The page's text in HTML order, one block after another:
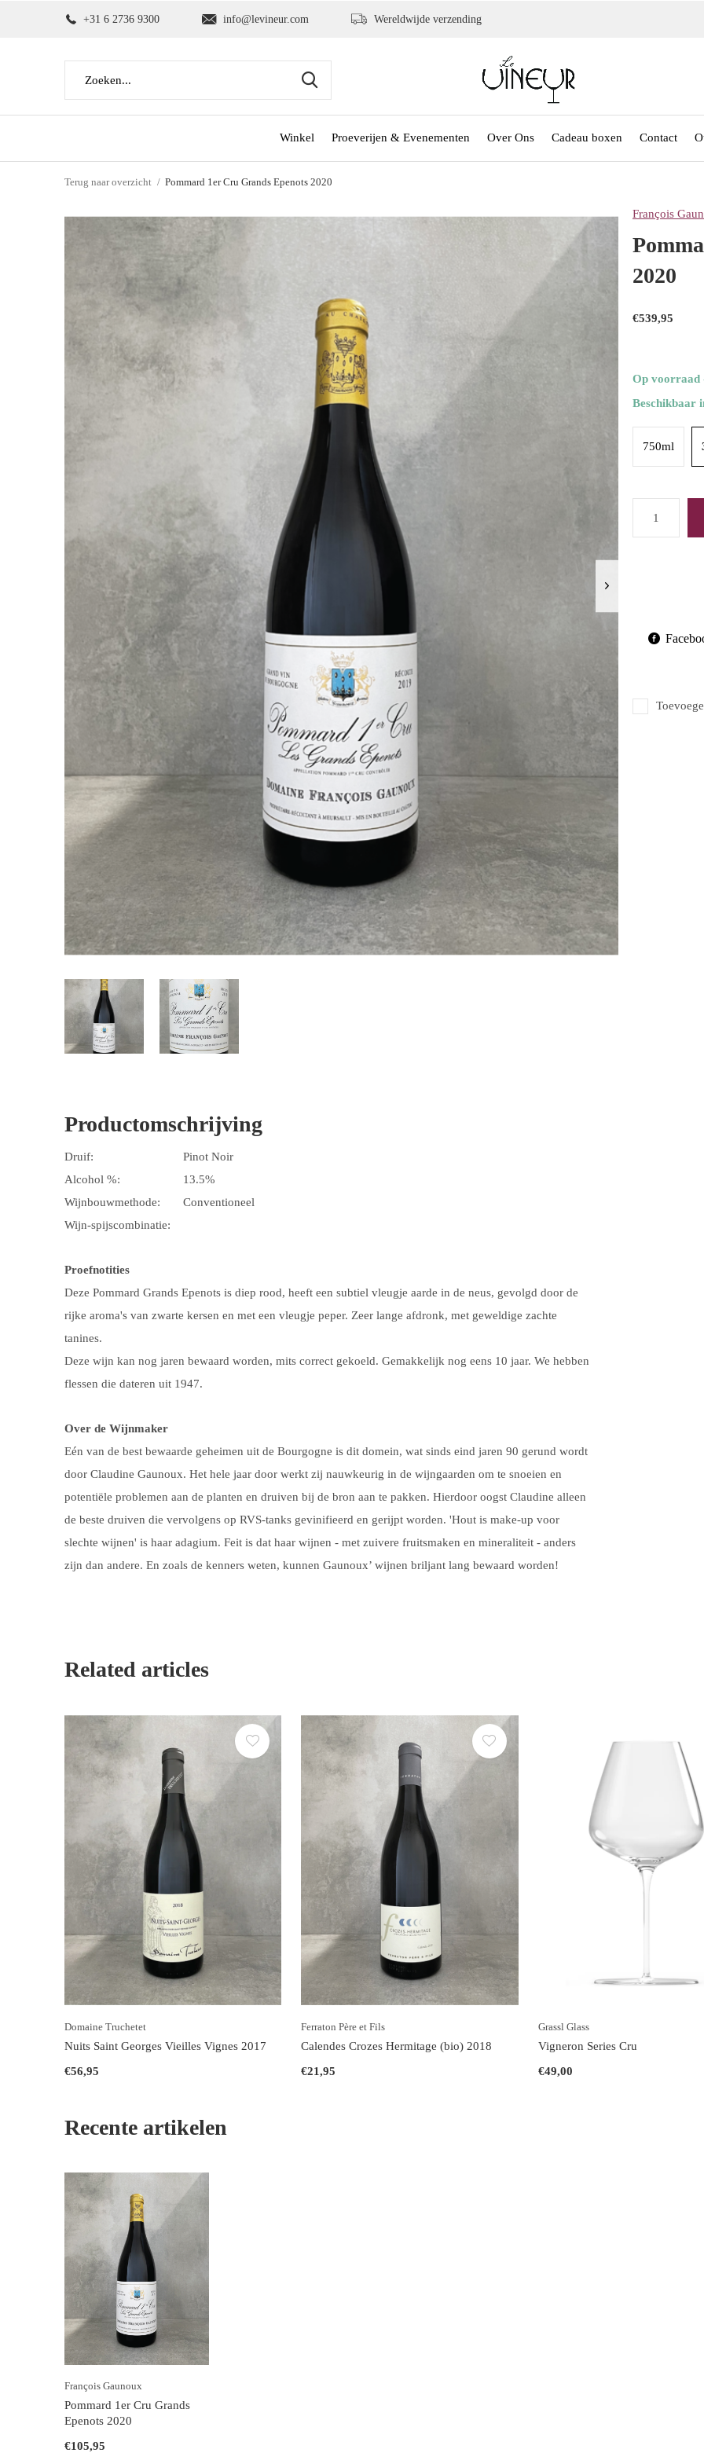
Winkel Proeverijen & Evenementen Over Ons Cadeau boxen Contact
+31 6 2736 9300 info@levineur.com Wereldwijde verzending
Terug naar overzicht Pommard 1er Cru Grands Epenots 2020
François
2020
€539,95
Op voorraad
Beschikbaar
750ml
Productomschrijving
Druif:
Pinot Noir
Alcohol %:
13.5%
Wijnbouwmethode:
Conventioneel
Wijn-spijscombinatie:
Proefnotities
Deze Pommard Grands Epenots is diep rood, heeft een subtiel vleugje aarde in de neus, gevolgd door de
rijke aroma's van zwarte kersen en met een vleugje peper. Zeer lange afdronk, met geweldige zachte
tanines.
Deze wijn kan nog jaren bewaard worden, mits correct gekoeld. Gemakkelijk nog eens 10 jaar. We hebben
flessen die dateren uit 1947.
Over de Wijnmaker
Eén van de best bewaarde geheimen uit de Bourgogne is dit domein, wat sinds eind jaren 90 gerund wordt
door Claudine Gaunoux. Het hele jaar door werkt zij nauwkeurig in de wijngaarden om te snoeien en
potentiële problemen aan de planten en druiven bij de bron aan te pakken. Hierdoor oogst Claudine alleen
de beste druiven die vervolgens op RVS-tanks gevinifieerd en gerijpt worden. 'Hout is make-up voor
slechte wijnen' is haar adagium. Feit is dat haar wijnen - met zuivere fruitsmaken en mineraliteit - anders
zijn dan andere. En zoals de kenners weten, kunnen Gaunoux’ wijnen briljant lang bewaard worden!
Related articles
Domaine Truchetet
Nuits Saint Georges Vieilles Vignes 2017
€56,95
Ferraton Père et Fils
Calendes Crozes Hermitage (bio) 2018
€21,95
Grassl Glass
Vigneron Series Cru
€49,00
Recente artikelen
François Gaunoux
Pommard 1er Cru Grands
Epenots 2020
€105,95